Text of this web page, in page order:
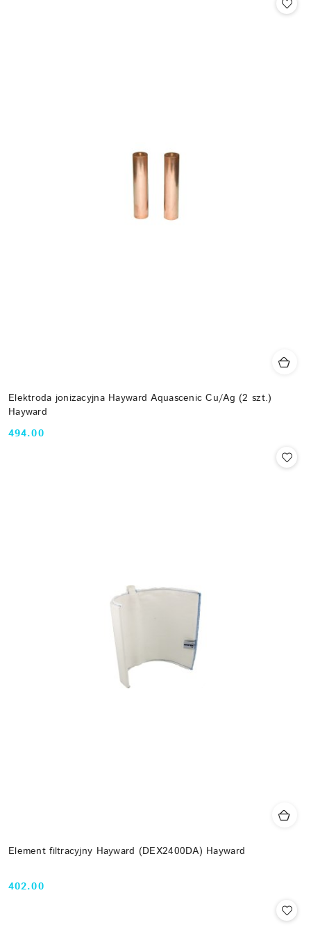
Elektroda jonizacyjna Hayward Aquascenic Cu/Ag (2 szt.)
Hayward
Cena:
494.00
Element filtracyjny Hayward (DEX2400DA) Hayward
Cena:
402.00